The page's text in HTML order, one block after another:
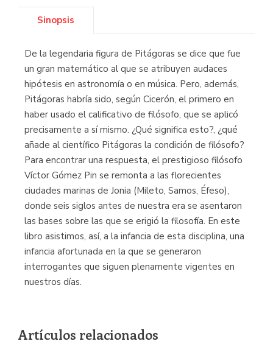
Sinopsis
De la legendaria figura de Pitágoras se dice que fue
un gran matemático al que se atribuyen audaces
hipótesis en astronomía o en música. Pero, además,
Pitágoras habría sido, según Cicerón, el primero en
haber usado el calificativo de filósofo, que se aplicó
precisamente a sí mismo. ¿Qué significa esto?, ¿qué
añade al científico Pitágoras la condición de filósofo?
Para encontrar una respuesta, el prestigioso filósofo
Víctor Gómez Pin se remonta a las florecientes
ciudades marinas de Jonia (Mileto, Samos, Éfeso),
donde seis siglos antes de nuestra era se asentaron
las bases sobre las que se erigió la filosofía. En este
libro asistimos, así, a la infancia de esta disciplina, una
infancia afortunada en la que se generaron
interrogantes que siguen plenamente vigentes en
nuestros días.
Artículos relacionados